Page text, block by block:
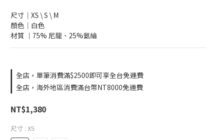
尺寸｜XS \ S \ M
顏色｜白色
材質 ｜75% 尼龍、25%氨綸
全店，單筆消費滿$2500即可享全台免運費
全店，海外地區消費滿台幣NT8000免運費
NT$1,380
尺寸 : XS